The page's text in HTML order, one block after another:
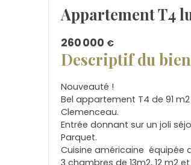
Appartement T4
260 000 €
Descriptif du bien
Nouveauté !
Bel appartement T4 de 91
Clemenceau.
Entrée donnant sur un joli
Parquet.
Cuisine américaine équipée